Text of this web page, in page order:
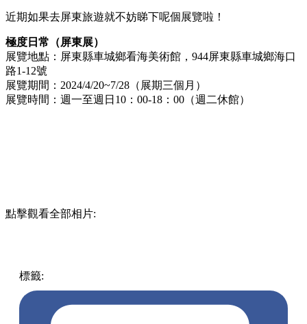
近期如果去屏東旅遊就不妨睇下呢個展覽啦！
極度日常（屏東展）
展覽地點：屏東縣車城鄉看海美術館，944屏東縣車城鄉海口
路1-12號
展覽期間：2024/4/20~7/28（展期三個月）
展覽時間：週一至週日10：00-18：00（週二休館）
點擊觀看全部相片:
標籤: